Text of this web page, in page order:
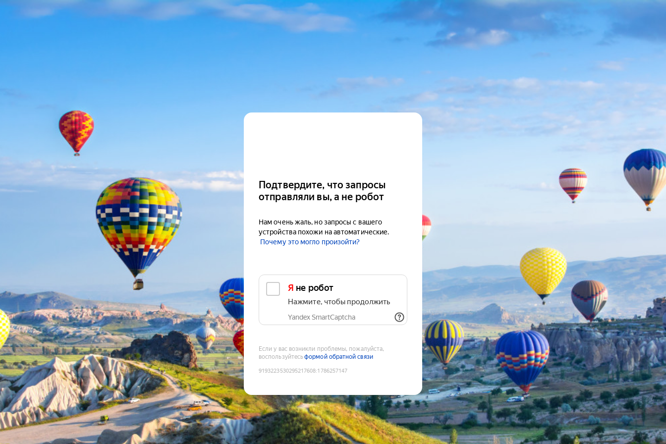
Подтвердите, что запросы
отправляли вы, а не робот
Нам очень жаль, но запросы с вашего
устройства похожи на автоматические.
Почему это могло произойти?
Я не робот
Нажмите, чтобы продолжить
Yandex SmartCaptcha
Если у вас возникли проблемы, пожалуйста,
воспользуйтесьформой обратной связи
9193223530295217608:1786257147